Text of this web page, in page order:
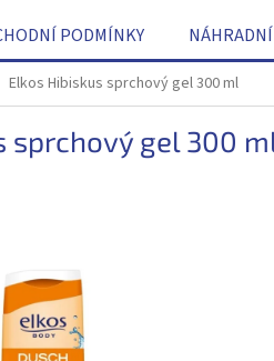
PODMÍNKY
Elkos Hibiskus sprchový gel 300 ml
sprchový gel 300